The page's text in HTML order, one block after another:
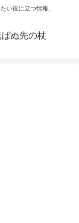
い役に立つ情報。
ぬ先の杖